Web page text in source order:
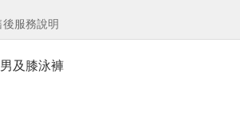
服務說明
及膝泳褲